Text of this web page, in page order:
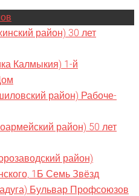
район) 30 лет
Калмыкия) 1-й
район) Рабоче-
район) 50 лет
район)
1Б Семь Звёзд
Бульвар Профсоюзов